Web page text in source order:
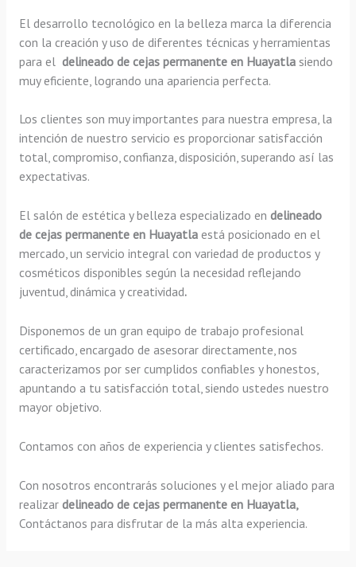
El desarrollo tecnológico en la belleza marca la diferencia
con la creación y uso de diferentes técnicas y herramientas
para el delineado de cejas permanente en Huayatlasiendo
muy eficiente, logrando una apariencia perfecta.
Los clientes son muy importantes para nuestra empresa, la
intención de nuestro servicio es proporcionar satisfacción
total, compromiso, confianza, disposición, superando así las
expectativas.
El salón de estética y belleza especializado en delineado
de cejas permanente en Huayatlaestá posicionado en el
mercado, un servicio integral con variedad de productos y
cosméticos disponibles según la necesidad reflejando
juventud, dinámica y creatividad.
Disponemos de un gran equipo de trabajo profesional
certificado, encargado de asesorar directamente, nos
caracterizamos por ser cumplidos confiables y honestos,
apuntando a tu satisfacción total, siendo ustedes nuestro
mayor objetivo.
Contamos con años de experiencia y clientes satisfechos.
Con nosotros encontrarás soluciones y el mejor aliado para
realizar delineado de cejas permanente en Huayatla,
Contáctanos para disfrutar de la más alta experiencia.